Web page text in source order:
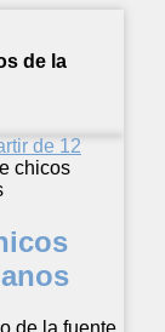
de la
de 12
chicos
de la fuente